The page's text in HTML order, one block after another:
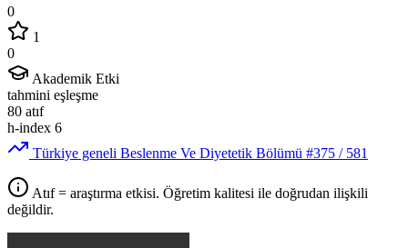
0
1
0
Akademik Etki
tahmini eşleşme
80 atıf
h-index 6
Türkiye geneli Beslenme Ve Diyetetik Bölümü #375 / 581
Atıf = araştırma etkisi. Öğretim kalitesi ile doğrudan ilişkili
değildir.